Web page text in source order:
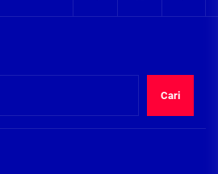
SDN Gilang II Tulangan
Cari